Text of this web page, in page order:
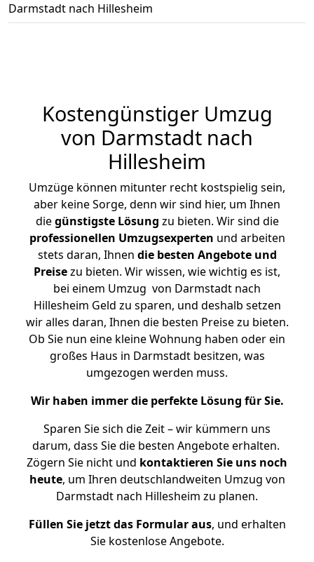
Darmstadt nach Hillesheim
Kostengünstiger Umzug
von Darmstadt nach
Hillesheim
Umzüge können mitunter recht kostspielig sein,
aber keine Sorge, denn wir sind hier, um Ihnen
diegünstigste Lösung zu bieten. Wir sind die
professionellen Umzugsexperten und arbeiten
stets daran, Ihnen die besten Angebote und
Preisezu bieten. Wir wissen, wie wichtig es ist,
bei einem Umzug von Darmstadt nach
Hillesheim Geld zu sparen, und deshalb setzen
wir alles daran, Ihnen die besten Preise zu bieten.
Ob Sie nun eine kleine Wohnung haben oder ein
großes Haus in Darmstadt besitzen, was
umgezogen werden muss.
Wir haben immer die perfekte Lösung für Sie.
Sparen Sie sich die Zeit – wir kümmern uns
darum, dass Sie die besten Angebote erhalten.
Zögern Sie nicht und kontaktieren Sie uns noch
heute, um Ihren deutschlandweiten Umzug von
Darmstadt nach Hillesheim zu planen.
Füllen Sie jetzt das Formular aus, und erhalten
Sie kostenlose Angebote.